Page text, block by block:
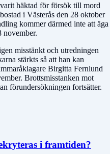
häktad för försök till mord
i Västerås den 28 oktober
kommer därmed inte att äga
november.
misstänkt och utredningen
stärkts så att han kan
Birgitta Fernlund
Brottsmisstanken mot
förundersökningen fortsätter.
i framtiden?